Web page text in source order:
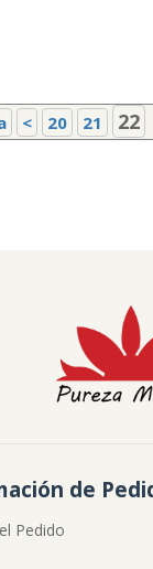
< 20 21 22
de
Pedido